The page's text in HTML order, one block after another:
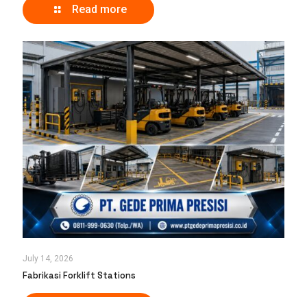
Read more
July 14, 2026
Fabrikasi Forklift Stations